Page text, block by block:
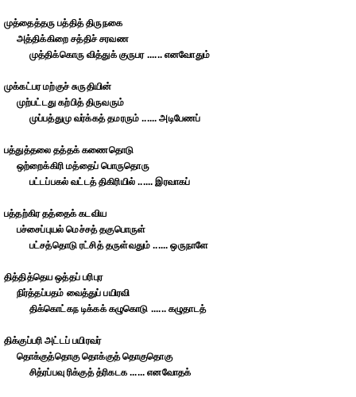
முத்தைத்தரு பத்தித் திருநகை
அத்திக்கிறை சத்திச் சரவண
முத்திக்கொரு வித்துக் குருபர ...... எனவோதும்
முக்கட்பர மற்குச் சுருதியின்
முற்பட்டது கற்பித் திருவரும்
முப்பத்துமு வர்க்கத் தமரரும் ...... அடிபேணப்
பத்துத்தலை தத்தக் கணைதொடு
ஒற்றைக்கிரி மத்தைப் பொருதொரு
பட்டப்பகல் வட்டத் திகிரியில் ...... இரவாகப்
பத்தற்கிர தத்தைக் கடவிய
பச்சைப்புயல் மெச்சத் தகுபொருள்
பட்சத்தொடு ரட்சித் தருள்வதும் ...... ஒருநாளே
தித்தித்தெய ஒத்தப் பரிபுர
நிர்த்தப்பதம் வைத்துப் பயிரவி
திக்கொட்கந டிக்கக் கழுகொடு ...... கழுதாடத்
திக்குப்பரி அட்டப் பயிரவர்
தொக்குத்தொகு தொக்குத் தொகுதொகு
சித்ரப்பவு ரிக்குத் த்ரிகடக ...... எனவோதக்